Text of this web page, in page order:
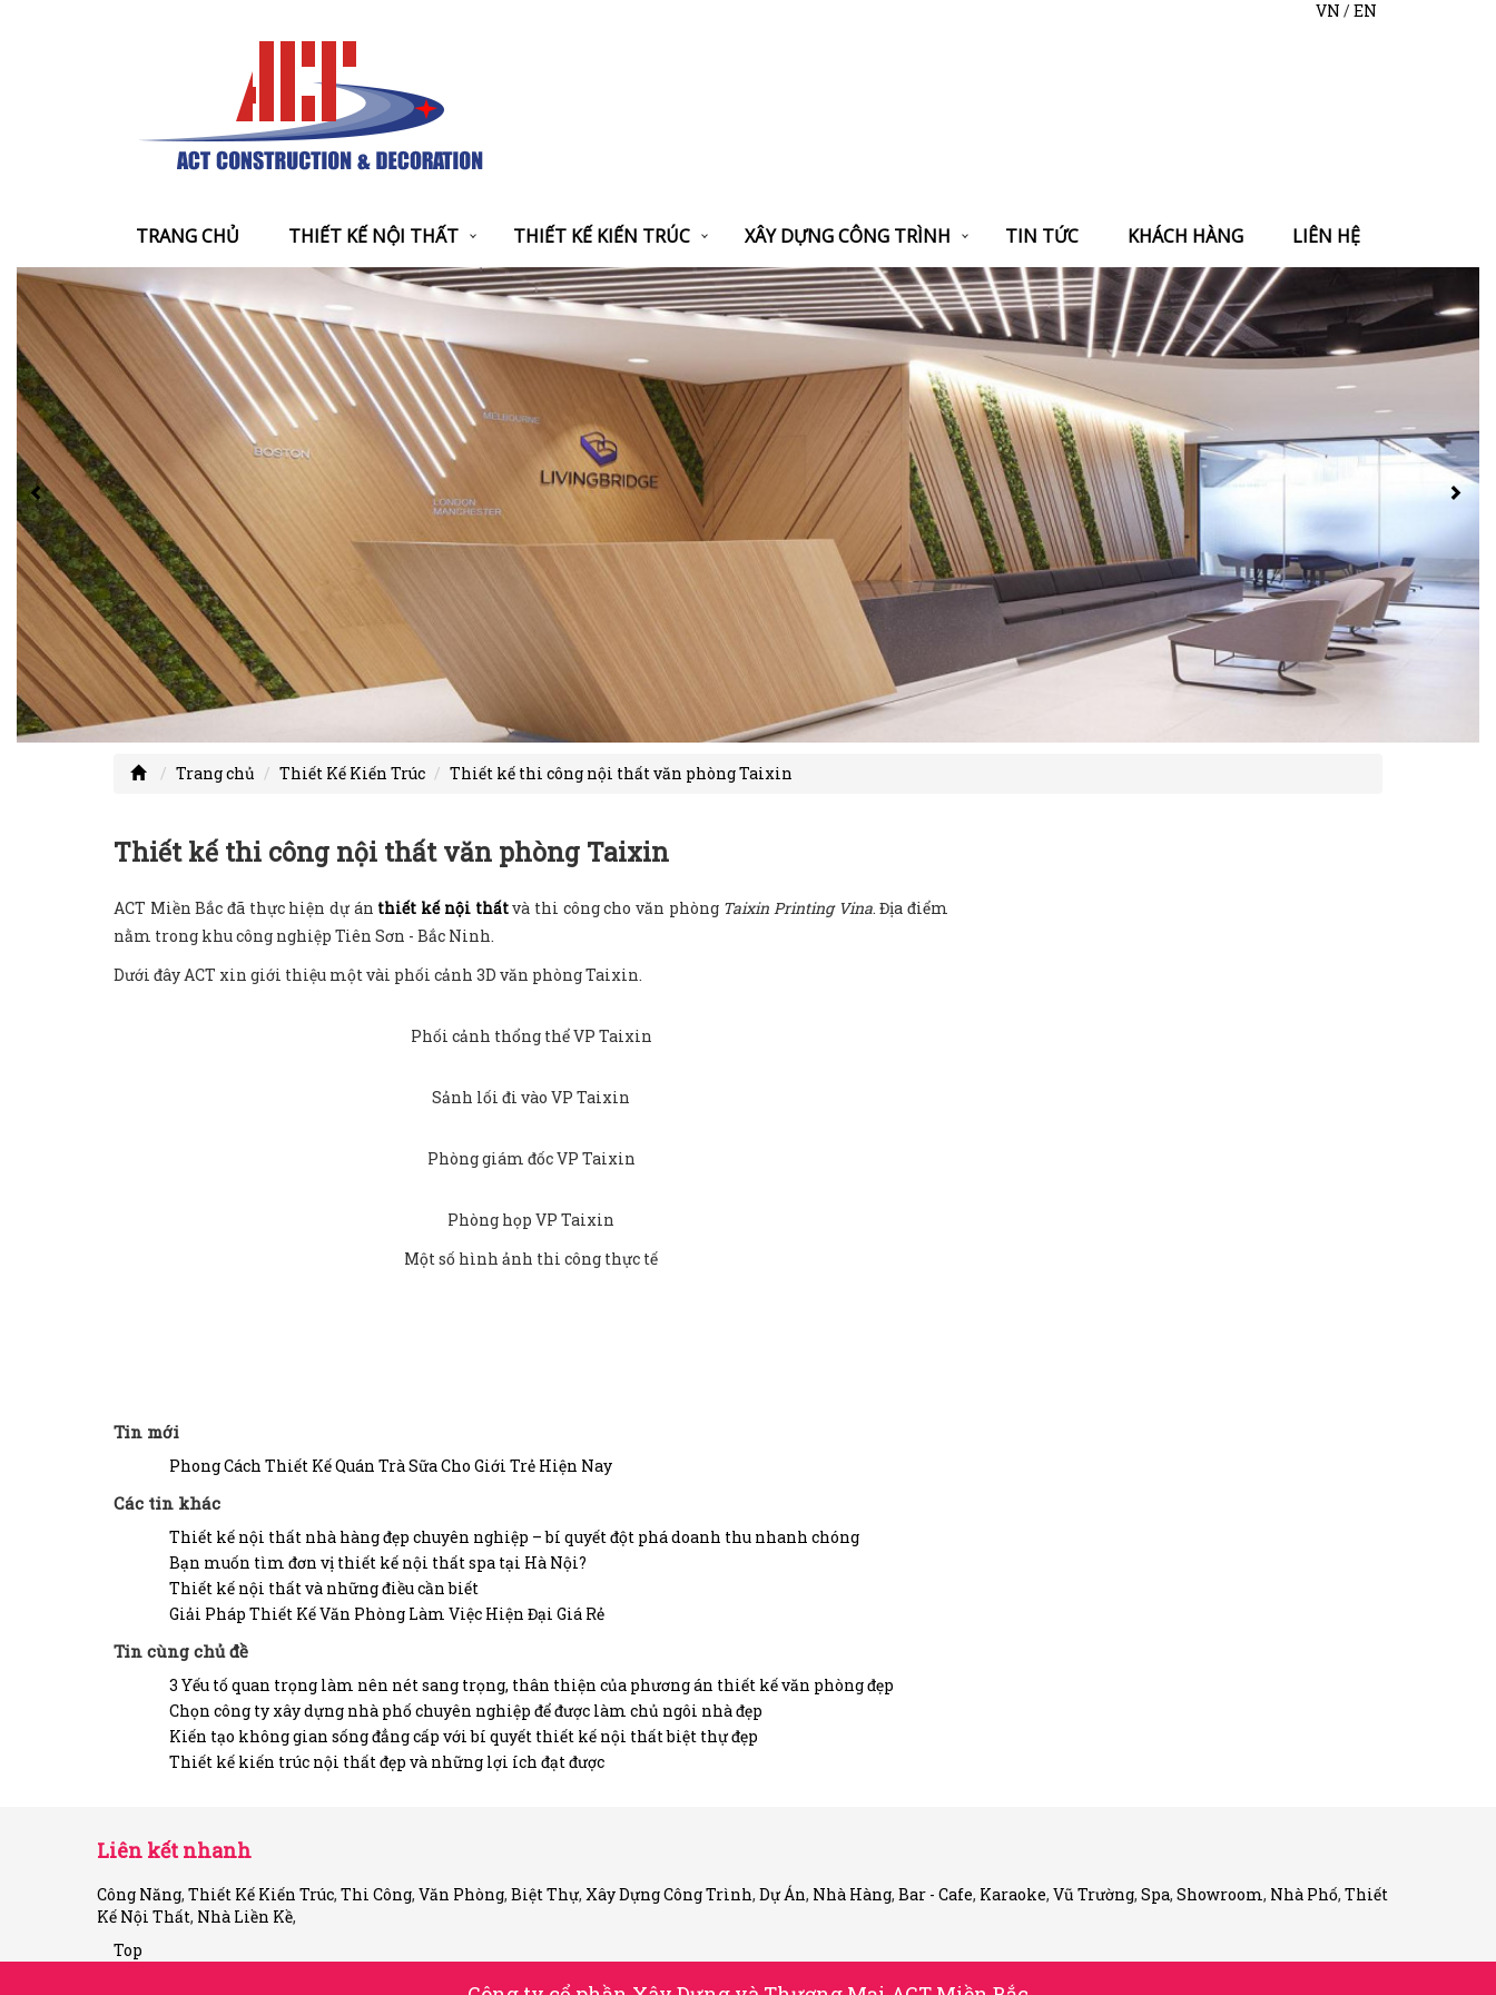
VN /EN
TRANG CHỦ THIẾT KẾ NỘI THẤT THIẾT KẾ KIẾN TRÚC XÂY DỰNG CÔNG TRÌNH TIN TỨC KHÁCH HÀNG LIÊN HỆ
Trang chủ Thiết Kế Kiến Trúc Thiết kế thi công nội thất văn phòng Taixin
Thiết kế thi công nội thất văn phòng Taixin
ACT Miền Bắc đã thực hiện dự án thiết kế nội thấtvà thi công cho văn phòng Taixin Printing Vina. Địa điểm
nằm trong khu công nghiệp Tiên Sơn - Bắc Ninh.
Dưới đây ACT xin giới thiệu một vài phối cảnh 3D văn phòng Taixin.
Phối cảnh thổng thể VP Taixin
Sảnh lối đi vào VP Taixin
Phòng giám đốc VP Taixin
Phòng họp VP Taixin
Một số hình ảnh thi công thực tế
Tin mới
Phong Cách Thiết Kế Quán Trà Sữa Cho Giới Trẻ Hiện Nay
Các tin khác
Thiết kế nội thất nhà hàng đẹp chuyên nghiệp – bí quyết đột phá doanh thu nhanh chóng
Bạn muốn tìm đơn vị thiết kế nội thất spa tại Hà Nội?
Thiết kế nội thất và những điều cần biết
Giải Pháp Thiết Kế Văn Phòng Làm Việc Hiện Đại Giá Rẻ
Tin cùng chủ đề
3 Yếu tố quan trọng làm nên nét sang trọng, thân thiện của phương án thiết kế văn phòng đẹp
Chọn công ty xây dựng nhà phố chuyên nghiệp để được làm chủ ngôi nhà đẹp
Kiến tạo không gian sống đẳng cấp với bí quyết thiết kế nội thất biệt thự đẹp
Thiết kế kiến trúc nội thất đẹp và những lợi ích đạt được
Liên kết nhanh
Công Năng, Thiết Kế Kiến Trúc, Thi Công, Văn Phòng, Biệt Thự, Xây Dựng Công Trình, Dự Án, Nhà Hàng, Bar - Cafe, Karaoke, Vũ Trường, Spa, Showroom, Nhà Phố, Thiết
Kế Nội Thất, Nhà Liền Kề,
Top